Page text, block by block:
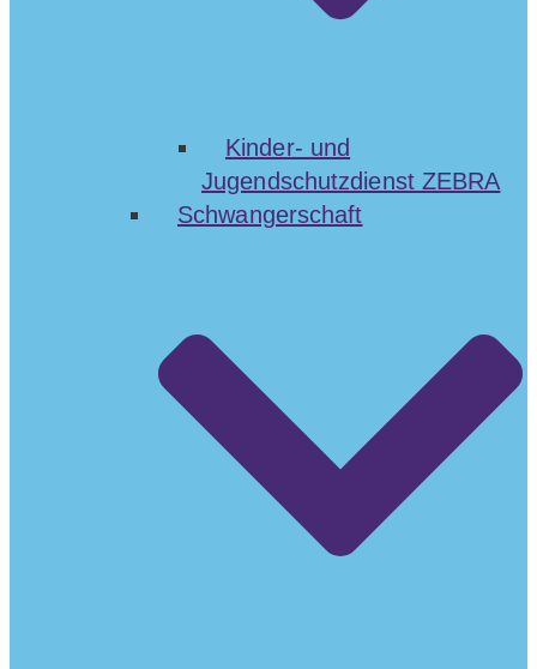
Kinder- und
Jugendschutzdienst ZEBRA
Schwangerschaft